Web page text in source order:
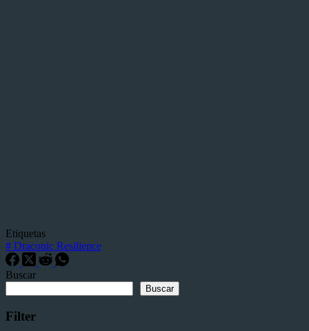
Etiquetas
# Draconic Resilience
Buscar
Buscar
Filter